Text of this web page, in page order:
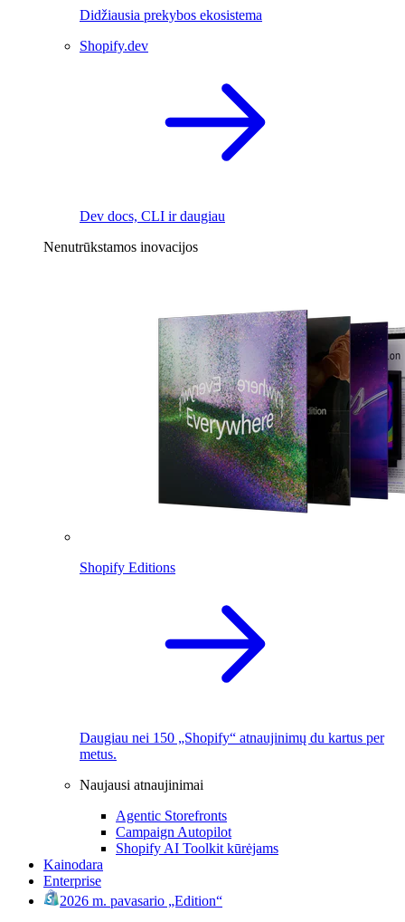
Didžiausia prekybos ekosistema
Shopify.dev
Dev docs, CLI ir daugiau
Nenutrūkstamos inovacijos
Shopify Editions
Daugiau nei 150 „Shopify“ atnaujinimų du kartus per
metus.
Naujausi atnaujinimai
Agentic Storefronts
Campaign Autopilot
Shopify AI Toolkit kūrėjams
Kainodara
Enterprise
2026 m. pavasario „Edition“